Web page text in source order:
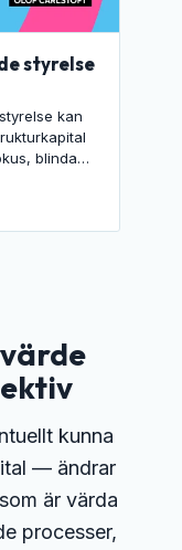
styrelse
kan
blinda
kunna
— ändrar
är värda
processer,